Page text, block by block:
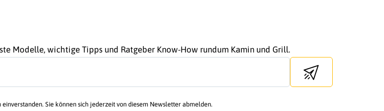
Modelle, wichtige Tipps und Ratgeber Know-How rundum Kamin und Grill.
Send newsletter
Sie können sich jederzeit von diesem Newsletter abmelden.